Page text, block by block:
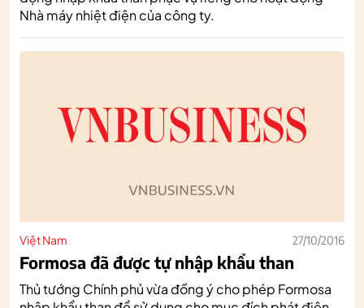
Nhà máy nhiệt điện của công ty.
Việt Nam 27/10/2016
Formosa đã được tự nhập khẩu than
Thủ tướng Chính phủ vừa đồng ý cho phép Formosa